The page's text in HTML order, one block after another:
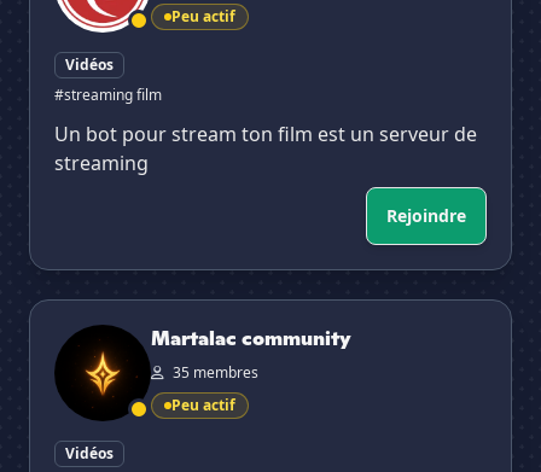
Peu actif
Vidéos
#streaming film
Un bot pour stream ton film est un serveur de
streaming
Rejoindre
Martalac community
Martalac community
35 membres
Peu actif
Vidéos